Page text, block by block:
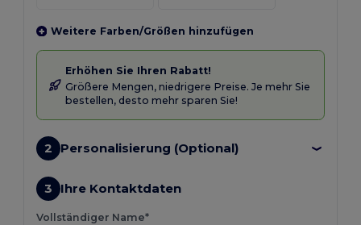
Weitere Farben/Größen hinzufügen
Erhöhen Sie Ihren Rabatt!
Größere Mengen, niedrigere Preise. Je mehr Sie
bestellen, desto mehr sparen Sie!
2 Personalisierung (Optional)
3 Ihre Kontaktdaten
Vollständiger Name*